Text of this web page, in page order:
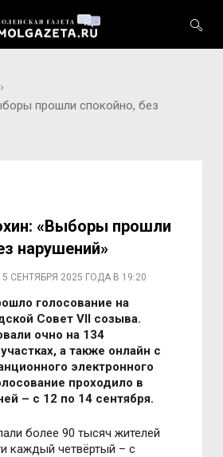
прошли спокойно, без
«Выборы прошли
нарушений»
СЕНТЯБРЯ 2025 ГОДА В 19:20
голосование на
Совет VII созыва.
очно на 134
а также онлайн с
электронного
проходило в
– с 12 по 14 сентября.
более 90 тысяч жителей
каждый четвёртый – с